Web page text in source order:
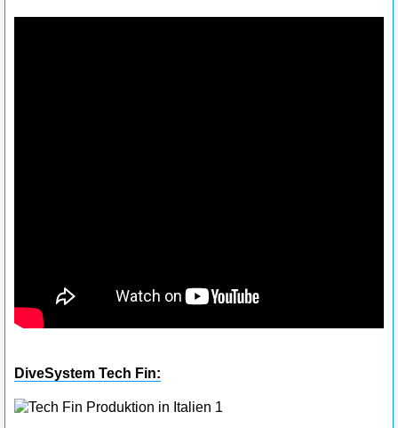
DiveSystem Tech Fin: